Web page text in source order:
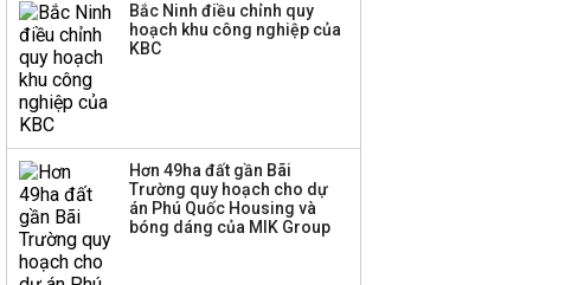
Bắc Ninh điều chỉnh quy
hoạch khu công nghiệp của
KBC
Hơn 49ha đất gần Bãi
Trường quy hoạch cho dự
án Phú Quốc Housing và
bóng dáng của MIK Group